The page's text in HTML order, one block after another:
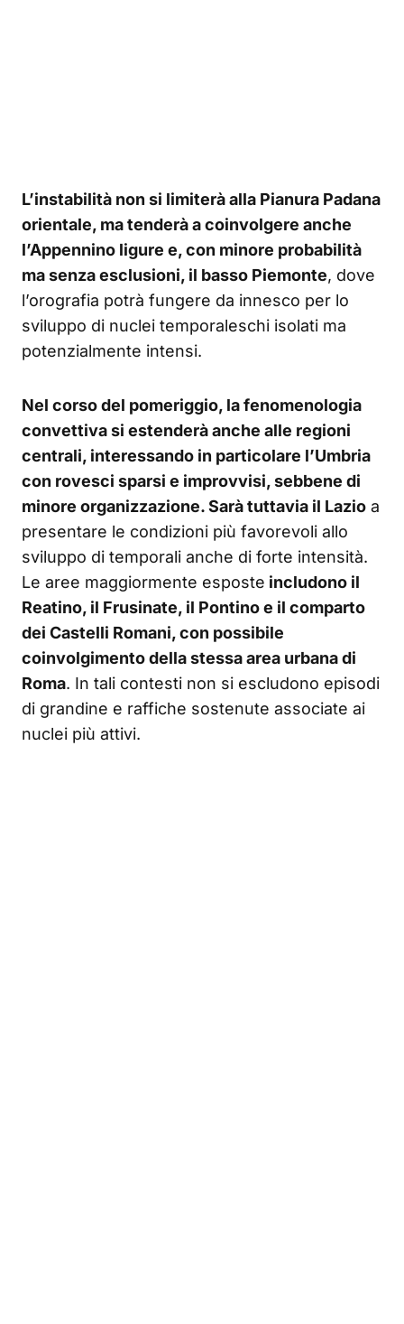
L’instabilità non si limiterà alla Pianura Padana
orientale, ma tenderà a coinvolgere anche
l’Appennino ligure e, con minore probabilità
ma senza esclusioni, il basso Piemonte, dove
l’orografia potrà fungere da innesco per lo
sviluppo di nuclei temporaleschi isolati ma
potenzialmente intensi.
Nel corso del pomeriggio, la fenomenologia
convettiva si estenderà anche alle regioni
centrali, interessando in particolare l’Umbria
con rovesci sparsi e improvvisi, sebbene di
minore organizzazione. Sarà tuttavia il Lazio a
presentare le condizioni più favorevoli allo
sviluppo di temporali anche di forte intensità.
Le aree maggiormente esposte includono il
Reatino, il Frusinate, il Pontino e il comparto
dei Castelli Romani, con possibile
coinvolgimento della stessa area urbana di
Roma. In tali contesti non si escludono episodi
di grandine e raffiche sostenute associate ai
nuclei più attivi.